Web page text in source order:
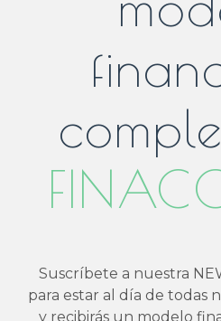
Suscríbete a nuestra
para estar al día de todas
y recibirás un modelo